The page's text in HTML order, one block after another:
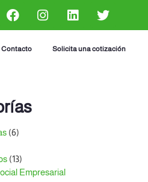
Contacto Solicita una cotización
(6)
(13)
Empresarial